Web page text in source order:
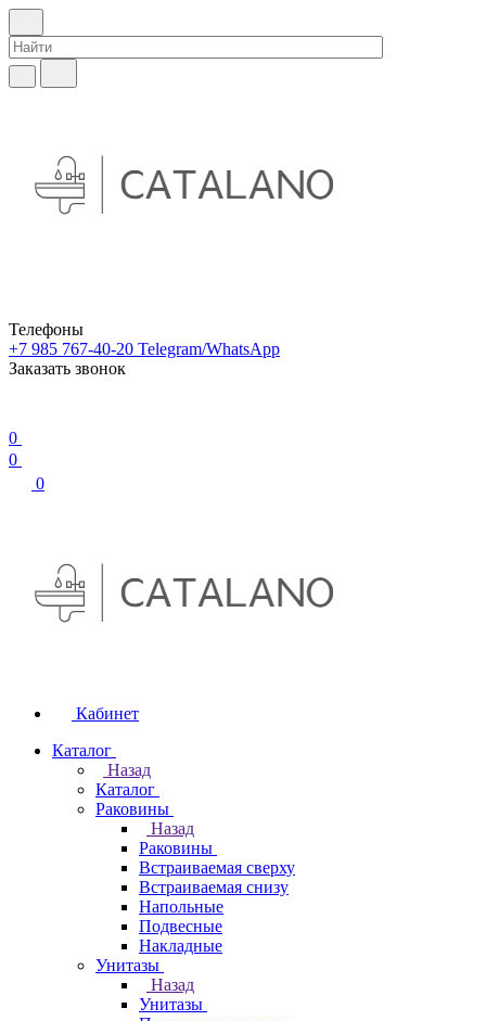
Телефоны
+7 985 767-40-20 Telegram/WhatsApp
Заказать звонок
0
0
0
Кабинет
Каталог
Назад
Каталог
Раковины
Назад
Раковины
Встраиваемая сверху
Встраиваемая снизу
Напольные
Подвесные
Накладные
Унитазы
Назад
Унитазы